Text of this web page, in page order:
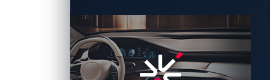
ティ問題と見なされています。この脆弱性は
CVE-
に採番され、遠隔操作で悪用が可能であ
り、早急の対応が求められています。